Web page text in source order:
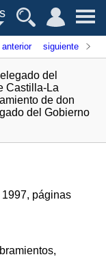
anterior siguiente
del
Castilla-La
de don
del Gobierno
páginas